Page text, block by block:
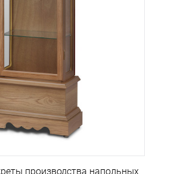
производства напольных